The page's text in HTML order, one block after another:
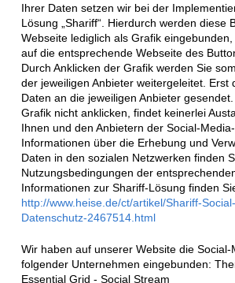
Ihrer Daten setzen wir bei der
Lösung „Shariff“. Hierdurch werden diese
Webseite lediglich als Grafik
auf die entsprechende Webseite des
Durch Anklicken der Grafik werden Sie
der jeweiligen Anbieter weitergeleitet. Erst
Daten an die jeweiligen Anbieter
Grafik nicht anklicken, findet keinerlei
Ihnen und den Anbietern der Social-
Informationen über die Erhebung und
Daten in den sozialen Netzwerken finden
Nutzungsbedingungen der
Informationen zur Shariff-Lösung finden
http://www.heise.de/ct/artikel/Shariff-
Datenschutz-2467514.html
Wir haben auf unserer Website die Social-
folgender Unternehmen eingebunden:
Essential Grid - Social Stream